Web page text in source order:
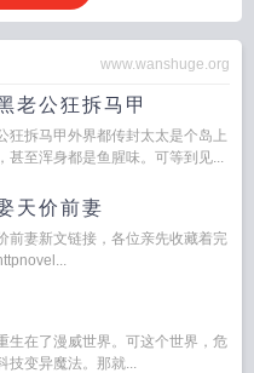
www.wanshuge.org
老公狂拆马甲
狂拆马甲外界都传封太太是个岛上
甚至浑身都是鱼腥味。可等到见...
天价前妻
前妻新文链接，各位亲先收藏着完
生在了漫威世界。可这个世界，危
技变异魔法。那就...